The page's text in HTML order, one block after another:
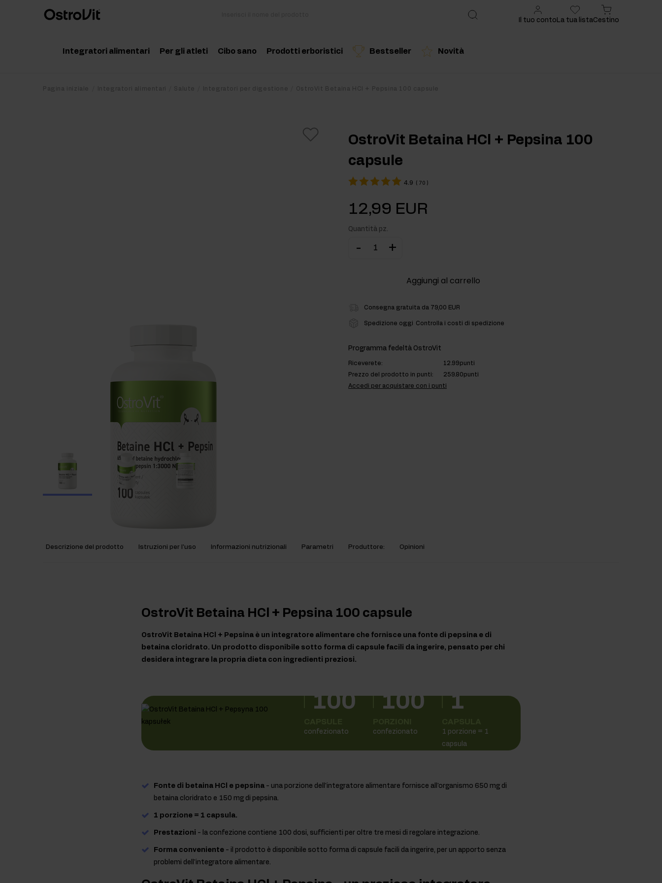
Integratori alimentari
Prodotto consigliato
Per gli atleti
Prodotto consigliato
Cibo sano
Burro di Frutta Secca
Prodotto consigliato
Prodotti erboristici Bestseller Novità
Il tuo conto La tua listaCestino
Pagina iniziale Integratori alimentari Salute Integratori per digestione OstroVit Betaina HCl + Pepsina 100 capsule
OstroVit Betaina HCl + Pepsina 100
capsule
4.9 ( 70 )
12,99 EUR
Quantità pz.
- +
Aggiungi al carrello
Consegna gratuita da 79,00 EUR
Spedizione oggi Controlla i costi di spedizione
Programma fedeltà OstroVit
Riceverete:
12.99punti
Prezzo del prodotto in punti:
259.80punti
Accedi per acquistare con i punti
Descrizione del prodotto Istruzioni per l'uso Informazioni nutrizionali Parametri Produttore: Opinioni
OstroVit Betaina HCl + Pepsina 100 capsule
OstroVit Betaina HCl + Pepsina è un integratore alimentare che fornisce una fonte di pepsina e di
betaina cloridrato. Un prodotto disponibile sotto forma di capsule facili da ingerire, pensato per chi
desidera integrare la propria dieta con ingredienti preziosi.
100
confezionato
100
confezionato
1
1 porzione = 1
capsula
Fonte di betaina HCl e pepsina - una porzione dell'integratore alimentare fornisce all'organismo 650 mg di
betaina cloridrato e 150 mg di pepsina.
1 porzione = 1 capsula.
Prestazioni - la confezione contiene 100 dosi, sufficienti per oltre tre mesi di regolare integrazione.
Forma conveniente - il prodotto è disponibile sotto forma di capsule facili da ingerire, per un apporto senza
problemi dell'integratore alimentare.